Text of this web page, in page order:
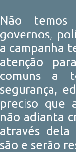
Não
governos,
a campanha
atenção
comuns a
segurança,
preciso que
não adianta
através dela
são e serão